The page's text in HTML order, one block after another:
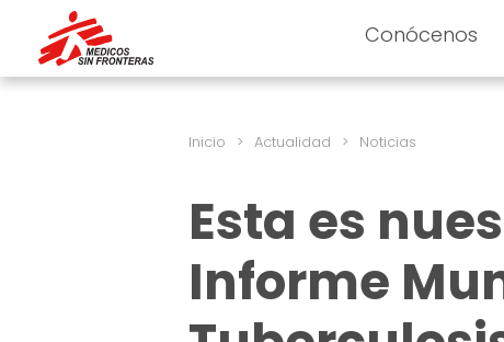
Conócenos
Inicio > Actualidad > Noticias
Esta es
Informe